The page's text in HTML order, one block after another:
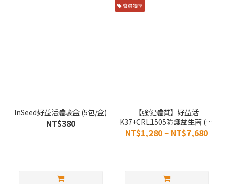
InSeed好益活體驗盒 (5包/盒)
NT$380
會員獨享
【強健體質】好益活
K37+CRL1505防護益生菌 (30
入/盒)
NT$1,280 ~ NT$7,680